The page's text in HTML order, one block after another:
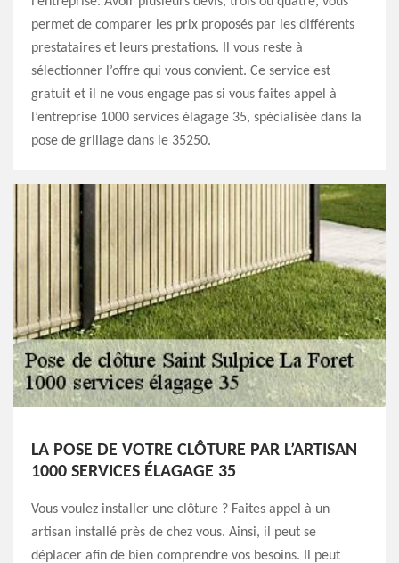
permet de comparer les prix proposés par les différents
prestataires et leurs prestations. Il vous reste à
sélectionner l’offre qui vous convient. Ce service est
gratuit et il ne vous engage pas si vous faites appel à
l’entreprise 1000 services élagage 35, spécialisée dans la
pose de grillage dans le 35250.
LA POSE DE VOTRE CLÔTURE PAR L’ARTISAN
1000 SERVICES ÉLAGAGE 35
Vous voulez installer une clôture ? Faites appel à un
artisan installé près de chez vous. Ainsi, il peut se
déplacer afin de bien comprendre vos besoins. Il peut